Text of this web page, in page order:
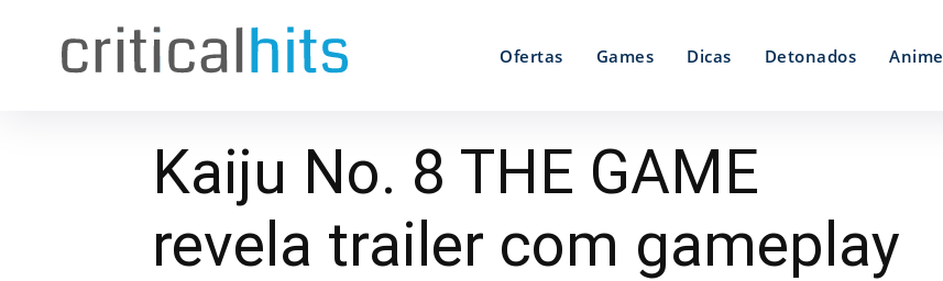
Ofertas Games Dicas Detonados Anime
Kaiju No. 8 THE GAME
revela trailer com gameplay